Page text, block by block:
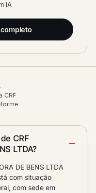
IA
CRF
CRF
LTDA?
DE BENS LTDA
com situação
com sede em